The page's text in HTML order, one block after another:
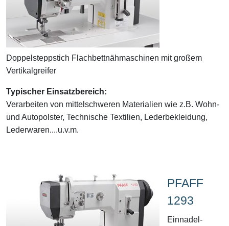
Doppelsteppstich Flachbettnähmaschinen mit großem
Vertikalgreifer
Typischer Einsatzbereich:
Verarbeiten von mittelschweren Materialien wie z.B. Wohn-
und Autopolster, Technische Textilien, Lederbekleidung,
Lederwaren....u.v.m.
PFAFF
1293
Einnadel-